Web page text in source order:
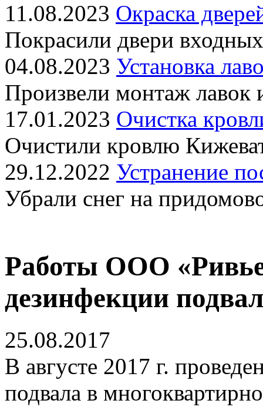
11.08.2023 Окраска
Покрасили двери
04.08.2023 Установка
Произвели монтаж
17.01.2023 Очистка
Очистили кровлю
29.12.2022 Устранение
Убрали снег на
Работы ООО
дезинфекции
25.08.2017
В августе 2017 г.
подвала в